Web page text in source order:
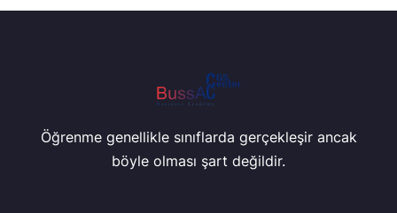
Öğrenme genellikle sınıflarda gerçekleşir ancak
böyle olması şart değildir.